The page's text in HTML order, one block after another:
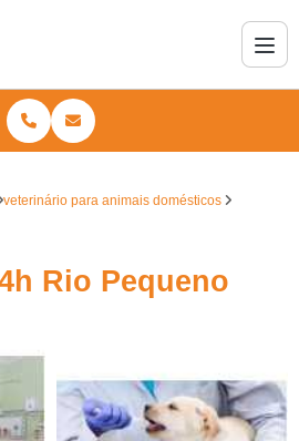
veterinário para animais domésticos
Rio Pequeno